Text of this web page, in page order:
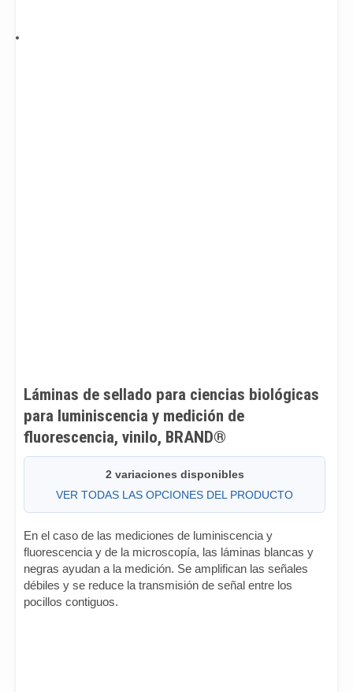
Láminas de sellado para ciencias biológicas
para luminiscencia y medición de
fluorescencia, vinilo, BRAND®
2 variaciones disponibles
VER TODAS LAS OPCIONES DEL PRODUCTO
En el caso de las mediciones de luminiscencia y
fluorescencia y de la microscopía, las láminas blancas y
negras ayudan a la medición. Se amplifican las señales
débiles y se reduce la transmisión de señal entre los
pocillos contiguos.